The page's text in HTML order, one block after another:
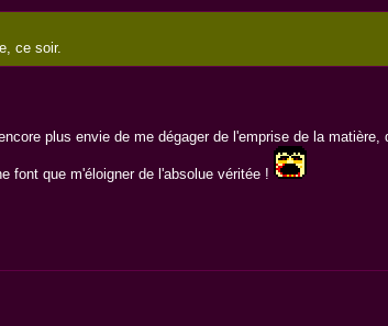
ce soir.
plus envie de me dégager de l'emprise de la
font que m'éloigner de l'absolue véritée !